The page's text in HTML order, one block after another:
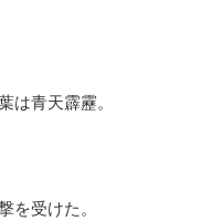
は青天霹靂。
を受けた。